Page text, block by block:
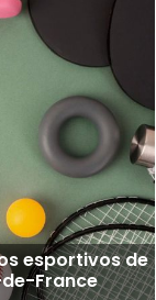
esportivos de
de-France